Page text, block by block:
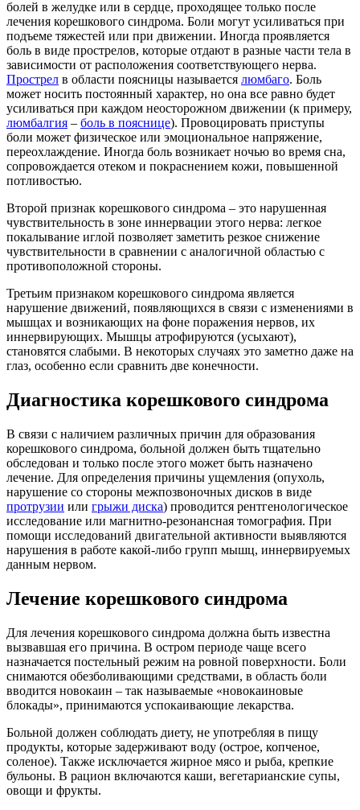
болей в желудке или в сердце, проходящее только после
лечения корешкового синдрома. Боли могут усиливаться при
подъеме тяжестей или при движении. Иногда проявляется
боль в виде прострелов, которые отдают в разные части тела в
зависимости от расположения соответствующего нерва.
Прострел в области поясницы называется люмбаго. Боль
может носить постоянный характер, но она все равно будет
усиливаться при каждом неосторожном движении (к примеру,
люмбалгия – боль в пояснице). Провоцировать приступы
боли может физическое или эмоциональное напряжение,
переохлаждение. Иногда боль возникает ночью во время сна,
сопровождается отеком и покраснением кожи, повышенной
потливостью.
Второй признак корешкового синдрома – это нарушенная
чувствительность в зоне иннервации этого нерва: легкое
покалывание иглой позволяет заметить резкое снижение
чувствительности в сравнении с аналогичной областью с
противоположной стороны.
Третьим признаком корешкового синдрома является
нарушение движений, появляющихся в связи с изменениями в
мышцах и возникающих на фоне поражения нервов, их
иннервирующих. Мышцы атрофируются (усыхают),
становятся слабыми. В некоторых случаях это заметно даже на
глаз, особенно если сравнить две конечности.
Диагностика корешкового синдрома
В связи с наличием различных причин для образования
корешкового синдрома, больной должен быть тщательно
обследован и только после этого может быть назначено
лечение. Для определения причины ущемления (опухоль,
нарушение со стороны межпозвоночных дисков в виде
протрузии или грыжи диска) проводится рентгенологическое
исследование или магнитно-резонансная томография. При
помощи исследований двигательной активности выявляются
нарушения в работе какой-либо групп мышц, иннервируемых
данным нервом.
Лечение корешкового синдрома
Для лечения корешкового синдрома должна быть известна
вызвавшая его причина. В остром периоде чаще всего
назначается постельный режим на ровной поверхности. Боли
снимаются обезболивающими средствами, в область боли
вводится новокаин – так называемые «новокаиновые
блокады», принимаются успокаивающие лекарства.
Больной должен соблюдать диету, не употребляя в пищу
продукты, которые задерживают воду (острое, копченое,
соленое). Также исключается жирное мясо и рыба, крепкие
бульоны. В рацион включаются каши, вегетарианские супы,
овощи и фрукты.